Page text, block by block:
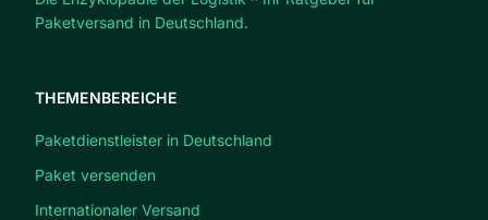
Paketversand in Deutschland.
THEMENBEREICHE
Paketdienstleister in Deutschland
Paket versenden
Internationaler Versand